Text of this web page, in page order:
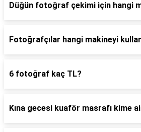
Düğün fotoğraf çekimi için hangi
Fotoğrafçılar hangi makineyi
6 fotoğraf kaç TL?
Kına gecesi kuaför masrafı kime